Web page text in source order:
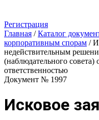
Регистрация
Главная / Каталог
корпоративным спорам /
недействительным
(наблюдательного
ответственностью
Документ № 1997
Исковое